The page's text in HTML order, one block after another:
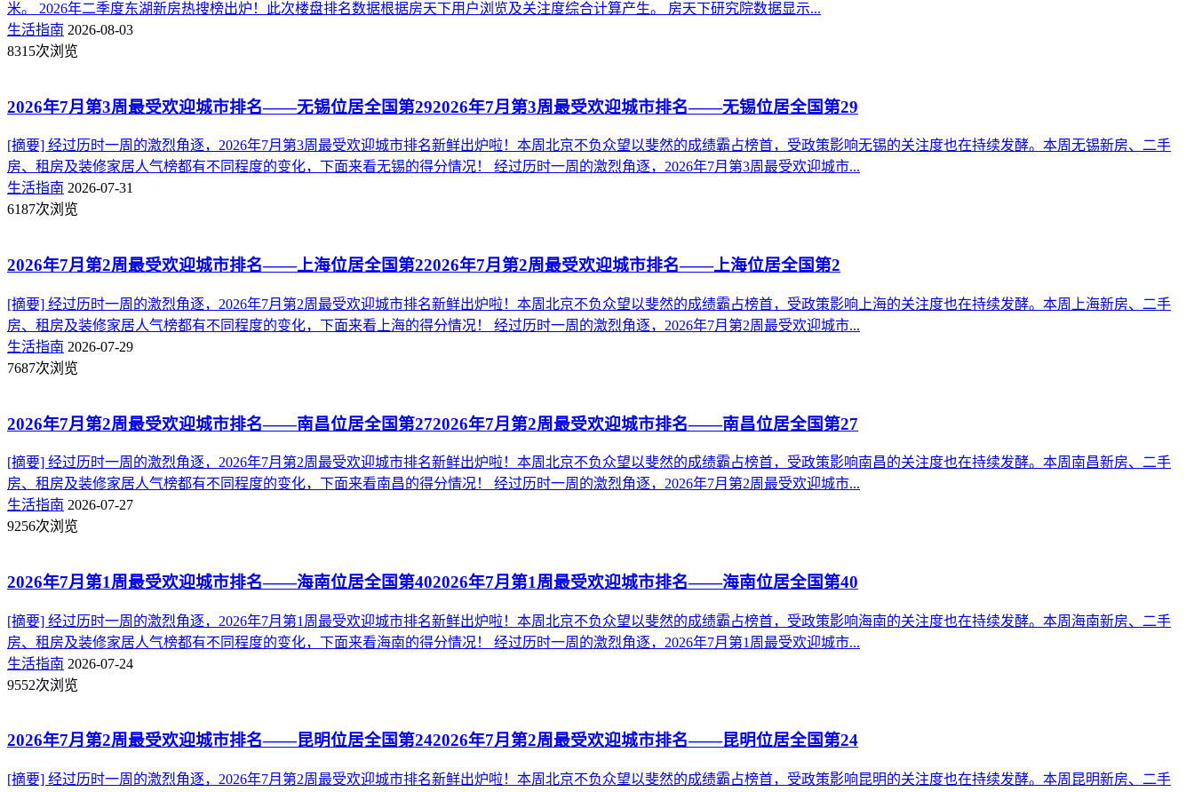
米。 2026年二季度东湖新房热搜榜出炉！此次楼盘排名数据根据房天下用户浏览及关注度综合计算产生。 房天下研究院数据显示...
生活指南 2026-08-03
8315次浏览
2026年7月第3周最受欢迎城市排名——无锡位居全国第292026年7月第3周最受欢迎城市排名——无锡位居全国第29
[摘要] 经过历时一周的激烈角逐，2026年7月第3周最受欢迎城市排名新鲜出炉啦！本周北京不负众望以斐然的成绩霸占榜首，受政策影响无锡的关注度也在持续发酵。本周无锡新房、二手
房、租房及装修家居人气榜都有不同程度的变化，下面来看无锡的得分情况！ 经过历时一周的激烈角逐，2026年7月第3周最受欢迎城市...
生活指南 2026-07-31
6187次浏览
2026年7月第2周最受欢迎城市排名——上海位居全国第22026年7月第2周最受欢迎城市排名——上海位居全国第2
[摘要] 经过历时一周的激烈角逐，2026年7月第2周最受欢迎城市排名新鲜出炉啦！本周北京不负众望以斐然的成绩霸占榜首，受政策影响上海的关注度也在持续发酵。本周上海新房、二手
房、租房及装修家居人气榜都有不同程度的变化，下面来看上海的得分情况！ 经过历时一周的激烈角逐，2026年7月第2周最受欢迎城市...
生活指南 2026-07-29
7687次浏览
2026年7月第2周最受欢迎城市排名——南昌位居全国第272026年7月第2周最受欢迎城市排名——南昌位居全国第27
[摘要] 经过历时一周的激烈角逐，2026年7月第2周最受欢迎城市排名新鲜出炉啦！本周北京不负众望以斐然的成绩霸占榜首，受政策影响南昌的关注度也在持续发酵。本周南昌新房、二手
房、租房及装修家居人气榜都有不同程度的变化，下面来看南昌的得分情况！ 经过历时一周的激烈角逐，2026年7月第2周最受欢迎城市...
生活指南 2026-07-27
9256次浏览
2026年7月第1周最受欢迎城市排名——海南位居全国第402026年7月第1周最受欢迎城市排名——海南位居全国第40
[摘要] 经过历时一周的激烈角逐，2026年7月第1周最受欢迎城市排名新鲜出炉啦！本周北京不负众望以斐然的成绩霸占榜首，受政策影响海南的关注度也在持续发酵。本周海南新房、二手
房、租房及装修家居人气榜都有不同程度的变化，下面来看海南的得分情况！ 经过历时一周的激烈角逐，2026年7月第1周最受欢迎城市...
生活指南 2026-07-24
9552次浏览
2026年7月第2周最受欢迎城市排名——昆明位居全国第242026年7月第2周最受欢迎城市排名——昆明位居全国第24
[摘要] 经过历时一周的激烈角逐，2026年7月第2周最受欢迎城市排名新鲜出炉啦！本周北京不负众望以斐然的成绩霸占榜首，受政策影响昆明的关注度也在持续发酵。本周昆明新房、二手